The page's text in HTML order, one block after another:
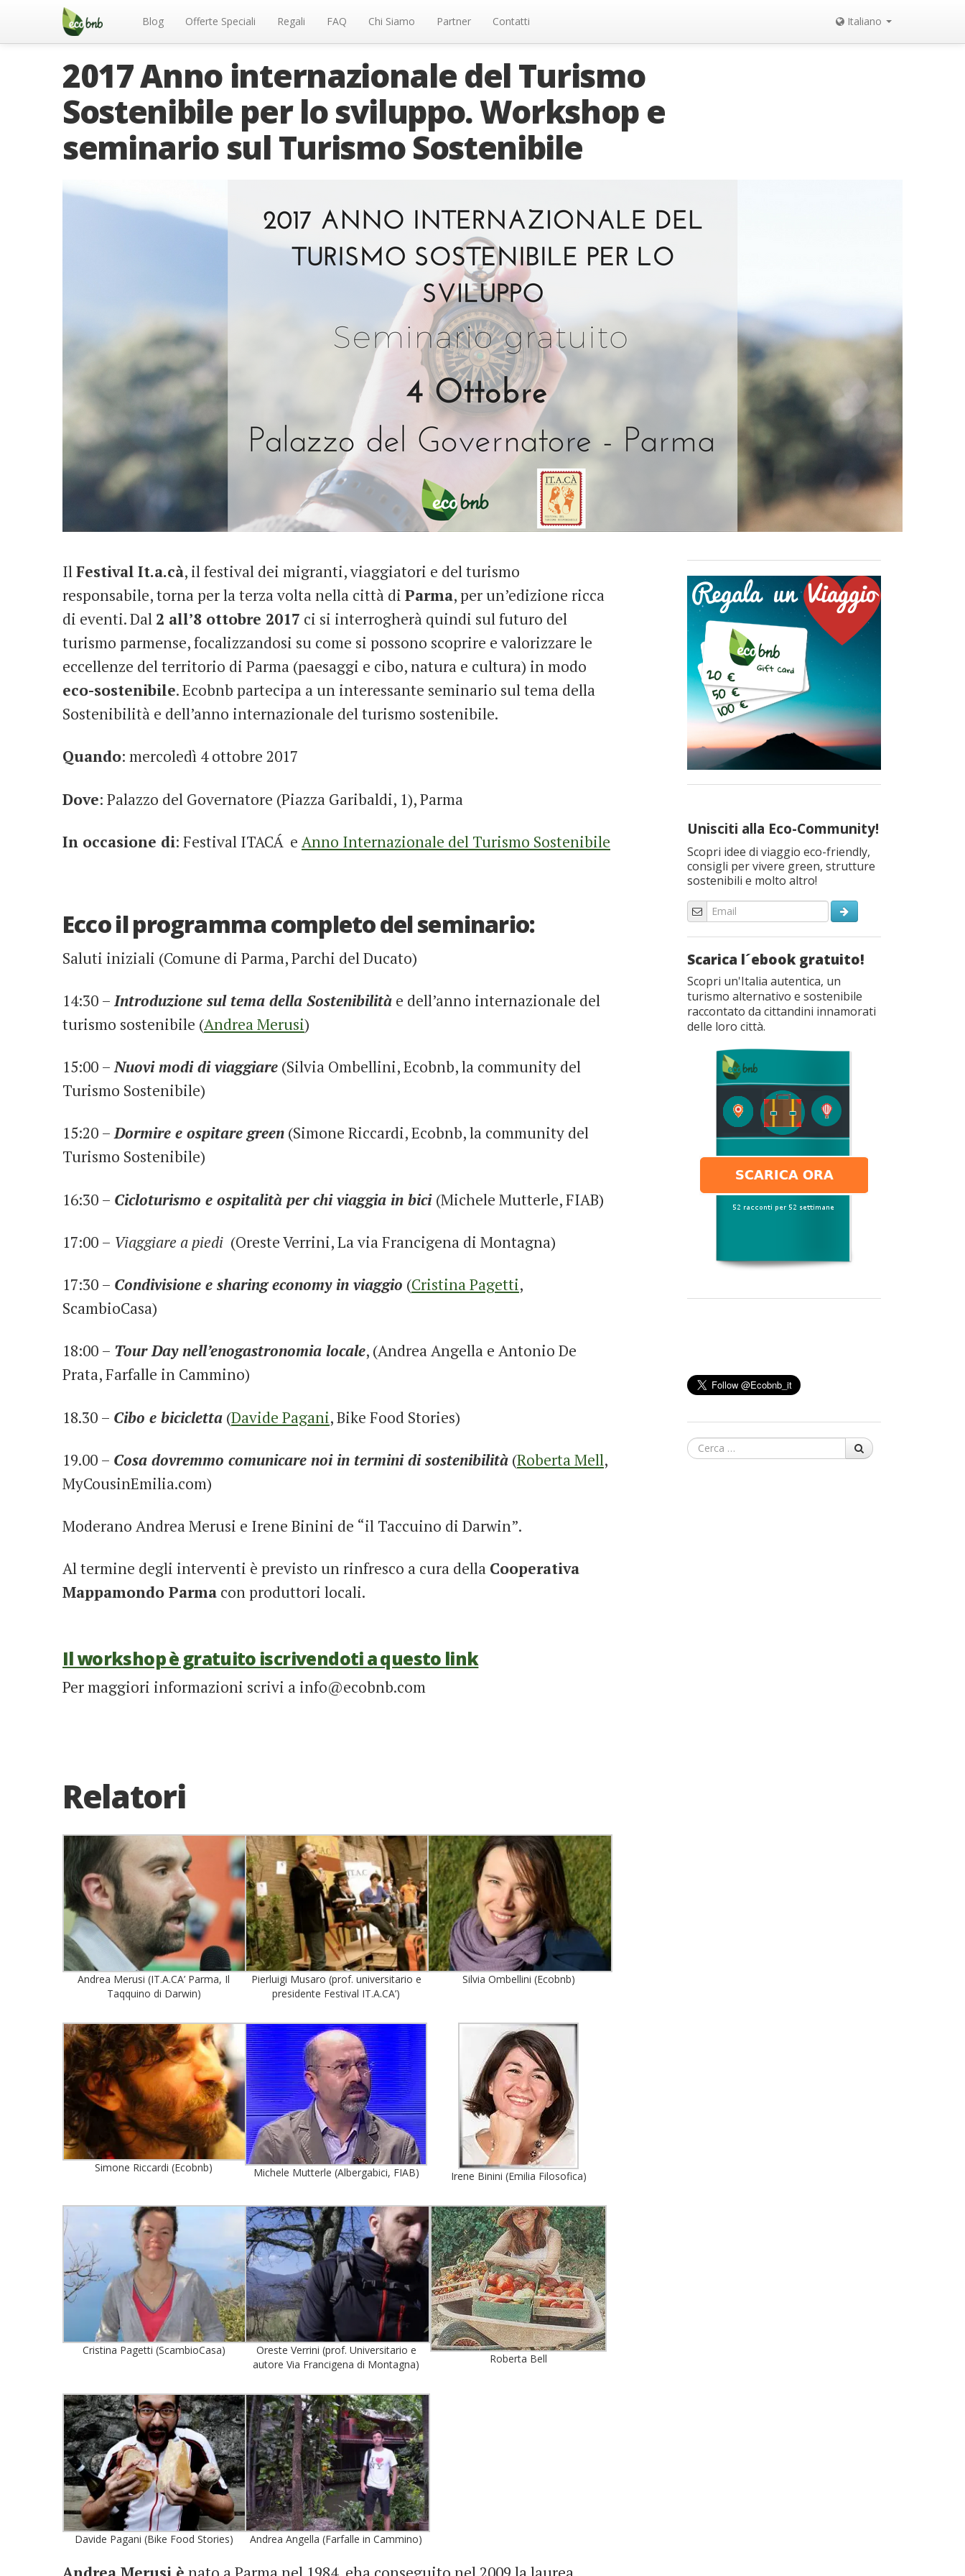
Menu Blog Offerte Speciali Regali FAQ Chi Siamo Partner Contatti Italiano
2017 Anno internazionale del Turismo
Sostenibile per lo sviluppo. Workshop e
seminario sul Turismo Sostenibile
IlFestival It.a.cà, il festival dei migranti, viaggiatori e del turismo
responsabile, torna per la terza volta nella città di Parma, per un’edizione ricca
di eventi. Dal 2 all’8 ottobre 2017 ci si interrogherà quindi sul futuro del
turismo parmense, focalizzandosi su come si possono scoprire e valorizzare le
eccellenze del territorio di Parma (paesaggi e cibo, natura e cultura) in modo
eco-sostenibile. Ecobnb partecipa a un interessante seminario sul tema della
Sostenibilità e dell’anno internazionale del turismo sostenibile.
Quando: mercoledì 4 ottobre 2017
Dove: Palazzo del Governatore (Piazza Garibaldi, 1), Parma
In occasione di: Festival ITACÁe Anno Internazionale del Turismo Sostenibile
Ecco il programma completo del seminario:
Saluti iniziali (Comune di Parma, Parchi del Ducato)
14:30 –Introduzione sul tema della Sostenibilità e dell’anno internazionale del
turismo sostenibile (Andrea Merusi)
15:00 –Nuovi modi di viaggiare (Silvia Ombellini, Ecobnb, la community del
Turismo Sostenibile)
15:20 –Dormire e ospitare green (Simone Riccardi, Ecobnb, la community del
Turismo Sostenibile)
16:30 – Cicloturismo e ospitalità per chi viaggia in bici (Michele Mutterle, FIAB)
17:00 – Viaggiare a piedi (Oreste Verrini, La via Francigena di Montagna)
17:30 – Condivisione e sharing economy in viaggio (Cristina Pagetti,
ScambioCasa)
18:00 – Tour Day nell’enogastronomia locale, (Andrea Angella e Antonio De
Prata, Farfalle in Cammino)
18.30 – Cibo e bicicletta (Davide Pagani, Bike Food Stories)
19.00 – Cosa dovremmo comunicare noi in termini di sostenibilità (Roberta Mell,
MyCousinEmilia.com)
Moderano Andrea Merusi e Irene Binini de “il Taccuino di Darwin”.
Al termine degli interventi è previsto un rinfresco a cura della Cooperativa
Mappamondo Parma con produttori locali.
Il workshop è gratuito iscrivendoti a questo link
Per maggiori informazioni scrivi a info@ecobnb.com
Relatori
Andrea Merusi (IT.A.CA’ Parma, Il
Taqquino di Darwin)
Pierluigi Musaro (prof. universitario e
presidente Festival IT.A.CA’)
Silvia Ombellini (Ecobnb)
Simone Riccardi (Ecobnb) Michele Mutterle (Albergabici, FIAB) Irene Binini (Emilia Filosofica)
Cristina Pagetti (ScambioCasa)
Oreste Verrini (prof. Universitario e
autore Via Francigena di Montagna)
Roberta Bell
Davide Pagani (Bike Food Stories) Andrea Angella (Farfalle in Cammino)
Unisciti alla Eco-Community!
Scopri idee di viaggio eco-friendly,
consigli per vivere green, strutture
sostenibili e molto altro!
Scarica l´ebook gratuito!
Scopri un'Italia autentica, un
turismo alternativo e sostenibile
raccontato da cittandini innamorati
delle loro città.
Cerca